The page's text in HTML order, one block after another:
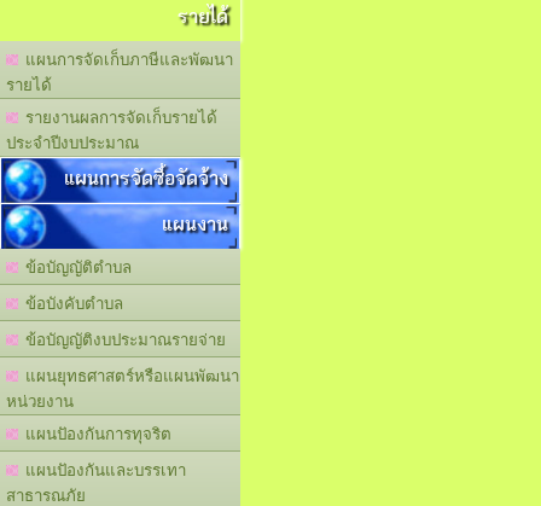
รายได้
แผนการจัดเก็บภาษีและพัฒนา
รายได้
รายงานผลการจัดเก็บรายได้
ประจำปีงบประมาณ
แผนการจัดซื้อจัดจ้าง
แผนงาน
ข้อบัญญัติตำบล
ข้อบังคับตำบล
ข้อบัญญัติงบประมาณรายจ่าย
แผนยุทธศาสตร์หรือแผนพัฒนา
หน่วยงาน
แผนปัองกันการทุจริต
แผนปัองกันและบรรเทา
สาธารณภัย